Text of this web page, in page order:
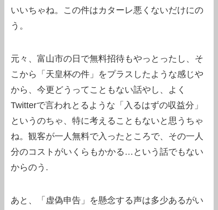
いいちゃね。この件はカターレ悪くないだけにの
う。
元々、富山市の日で無料招待もやっとったし、そ
こから「天皇杯の件」をプラスしたような感じや
から、今更どうってこともない話やし、よく
Twitterで言われとるような「入るはずの収益分」
というのちゃ、特に考えることもないと思うちゃ
ね。観客が一人無料で入ったところで、その一人
分のコストがいくらもかかる…という話でもない
からのう.
あと、「虚偽申告」を懸念する声は多少あるがい